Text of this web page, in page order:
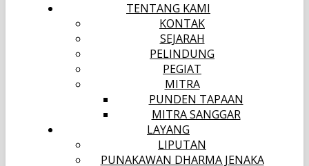
TENTANG KAMI
KONTAK
SEJARAH
PELINDUNG
PEGIAT
MITRA
PUNDEN TAPAAN
MITRA SANGGAR
LAYANG
LIPUTAN
PUNAKAWAN DHARMA JENAKA